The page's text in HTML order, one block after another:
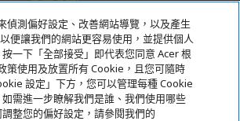
關於宏碁
服務
宏碁網路商城
偵測偏好設定、改善網站導覽，以及產生
便讓我們的網站更容易使用，並提供個人
一下「全部接受」即代表您同意 Acer 根
策使用及放置所有 Cookie，且您可隨時
設定」下方，您可以管理每種 Cookie
需進一步瞭解我們是誰、我們使用哪些
整您的偏好設定，請參閱我們的